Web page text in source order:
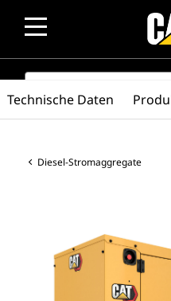
SEARCH
Diesel-Stromaggregate
Technische Daten